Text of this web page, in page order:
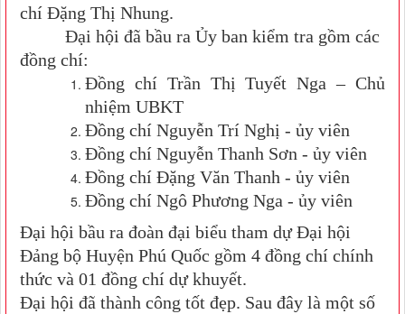
chí Đặng Thị Nhung.
Đại hội đã bầu ra Ủy ban kiểm tra gồm các
đồng chí:
Đồng chí Trần Thị Tuyết Nga – Chủ
nhiệm UBKT
Đồng chí Nguyễn Trí Nghị - ủy viên
Đồng chí Nguyễn Thanh Sơn - ủy viên
Đồng chí Đặng Văn Thanh - ủy viên
Đồng chí Ngô Phương Nga - ủy viên
Đại hội bầu ra đoàn đại biểu tham dự Đại hội
Đảng bộ Huyện Phú Quốc gồm 4 đồng chí chính
thức và 01 đồng chí dự khuyết.
Đại hội đã thành công tốt đẹp. Sau đây là một số